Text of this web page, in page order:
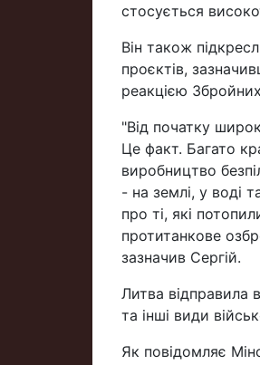
стосується
Він також
проєктів,
реакцією
"Від початку
Це факт. Багато
виробництво
- на землі, у воді
про ті, які
протитанкове
зазначив Сергій.
Литва відправила
та інші види
Як повідомляє